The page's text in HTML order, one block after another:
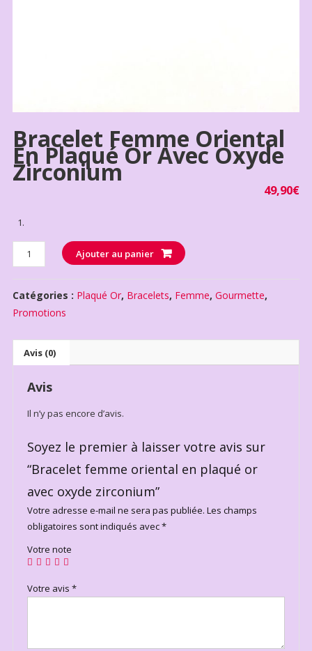
Bracelet Femme Oriental
En Plaqué Or Avec Oxyde
Zirconium
49,90€
Quantité Ajouter au panier
Catégories : Plaqué Or, Bracelets, Femme, Gourmette,
Promotions
Avis (0)
Avis
Il n’y pas encore d’avis.
Soyez le premier à laisser votre avis sur
“Bracelet femme oriental en plaqué or
avec oxyde zirconium”
Votre adresse e-mail ne sera pas publiée. Les champs
obligatoires sont indiqués avec*
Votre note
Votre avis *